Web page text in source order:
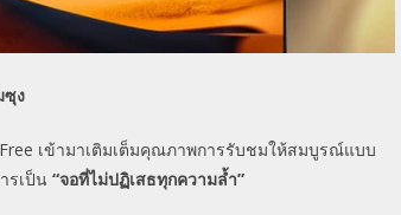
ซุง
เข้ามาเติมเต็มคุณภาพการรับชมให้สมบูรณ์แบบ
รเป็น “จอที่ไม่ปฏิเสธทุกความล้ำ”